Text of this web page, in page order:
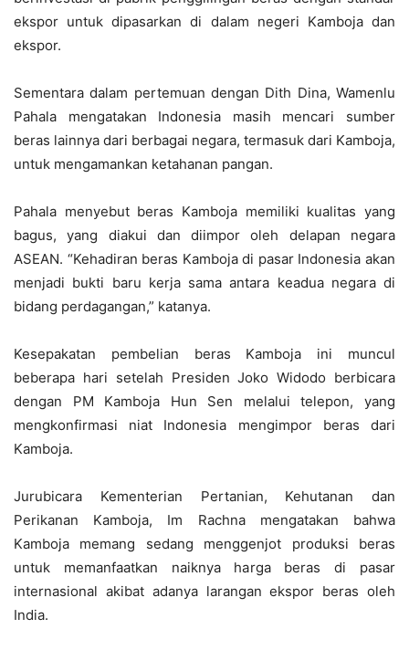
ekspor untuk dipasarkan di dalam negeri Kamboja dan
ekspor.
Sementara dalam pertemuan dengan Dith Dina, Wamenlu
Pahala mengatakan Indonesia masih mencari sumber
beras lainnya dari berbagai negara, termasuk dari Kamboja,
untuk mengamankan ketahanan pangan.
Pahala menyebut beras Kamboja memiliki kualitas yang
bagus, yang diakui dan diimpor oleh delapan negara
ASEAN. “Kehadiran beras Kamboja di pasar Indonesia akan
menjadi bukti baru kerja sama antara keadua negara di
bidang perdagangan,” katanya.
Kesepakatan pembelian beras Kamboja ini muncul
beberapa hari setelah Presiden Joko Widodo berbicara
dengan PM Kamboja Hun Sen melalui telepon, yang
mengkonfirmasi niat Indonesia mengimpor beras dari
Kamboja.
Jurubicara Kementerian Pertanian, Kehutanan dan
Perikanan Kamboja, Im Rachna mengatakan bahwa
Kamboja memang sedang menggenjot produksi beras
untuk memanfaatkan naiknya harga beras di pasar
internasional akibat adanya larangan ekspor beras oleh
India.